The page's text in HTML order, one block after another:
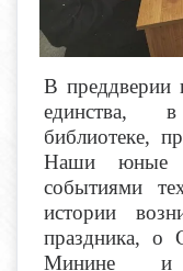
В преддверии
единства,
библиотеке,
Наши юные
событиями
истории
праздника, о
Минине и